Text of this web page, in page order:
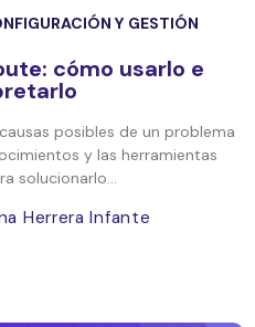
Y GESTIÓN
cómo usarlo e
posibles de un problema
y las herramientas
solucionarlo...
Herrera Infante